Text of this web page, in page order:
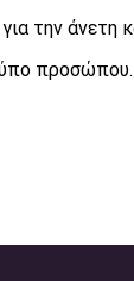
την άνετη
προσώπου.